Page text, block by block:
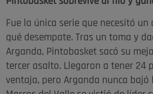
Fue la única serie que necesitó un
qué desempate. Tras un toma y
Arganda, Pintobasket sacó su
tercer asalto. Llegaron a tener 24
ventaja, pero Arganda nunca bajó